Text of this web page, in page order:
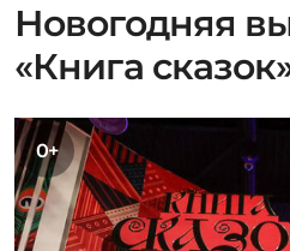
Новогодняя
«Книга
0+